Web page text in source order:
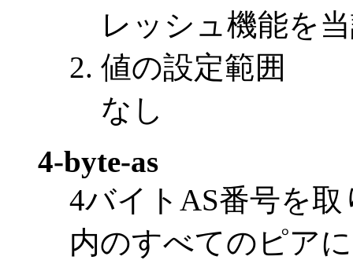
レッシュ機能を
値の設定範囲
なし
4-byte-as
4バイトAS番号を
内のすべてのピア